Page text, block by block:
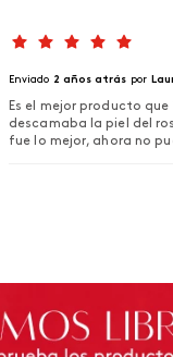
Enviado 2 años atrás por
Es el mejor producto
descamaba la piel del
fue lo mejor, ahora no